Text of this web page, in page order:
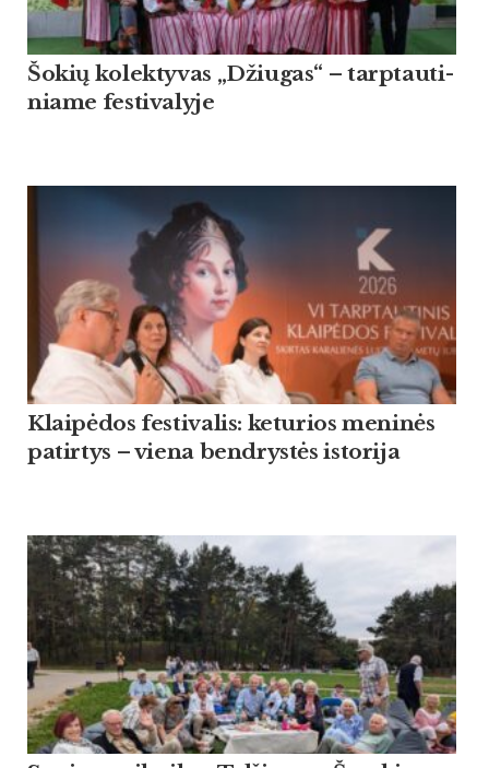
Šo­kių ko­lek­ty­vas „Džiu­gas“ – tarp­tau­ti­
nia­me fes­ti­va­ly­je
Klaipėdos festivalis: keturios meninės
patirtys – viena bendrystės istorija